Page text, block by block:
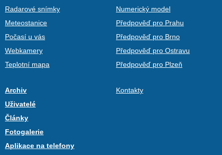
Radarové snímky
Meteostanice
Počasí u vás
Webkamery
Teplotní mapa
Numerický model
Předpověď pro Prahu
Předpověď pro Brno
Předpověď pro Ostravu
Předpověď pro Plzeň
Archiv
Uživatelé
Články
Fotogalerie
Aplikace na telefony
Kontakty